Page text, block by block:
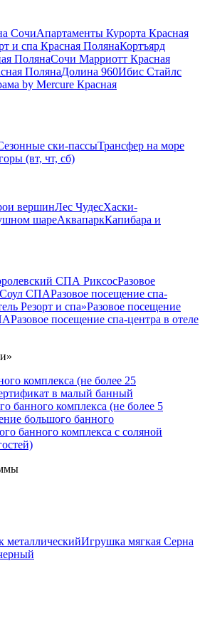
СочиАпартаменты Курорта Красная
и спа Красная ПолянаКортъярд
ПолянаСочи Марриотт Красная
ПолянаДолина 960Ибис Стайлс
by Mercure Красная
ски-пассыТрансфер на море
(вт, чт, сб)
вершинЛес ЧудесХаски-
шареАквапаркКапибара и
СПА РиксосРазовое
СПАРазовое посещение спа-
Резорт и спа»Разовое посещение
Разовое посещение спа-центра в отеле
комплекса (не более 25
в малый банный
банного комплекса (не более 5
большого банного
банного комплекса с соляной
металлическийИгрушка мягкая Серна